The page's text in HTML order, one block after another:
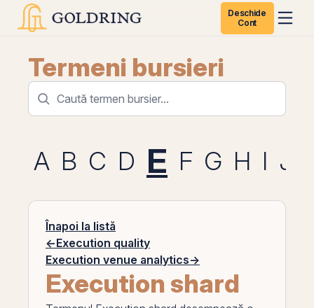
Deschide
Cont
Termeni bursieri
A B C D E F G H I J
Înapoi la listă
←Execution quality
Execution venue analytics→
Execution shard